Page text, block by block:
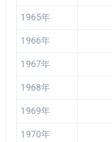
1965年
1966年
1967年
1968年
1969年
1970年